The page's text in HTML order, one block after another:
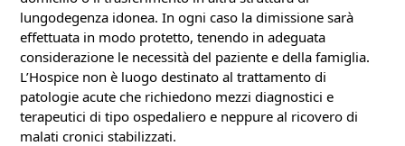
lungodegenza idonea. In ogni caso la dimissione sarà
effettuata in modo protetto, tenendo in adeguata
considerazione le necessità del paziente e della famiglia.
L’Hospice non è luogo destinato al trattamento di
patologie acute che richiedono mezzi diagnostici e
terapeutici di tipo ospedaliero e neppure al ricovero di
malati cronici stabilizzati.